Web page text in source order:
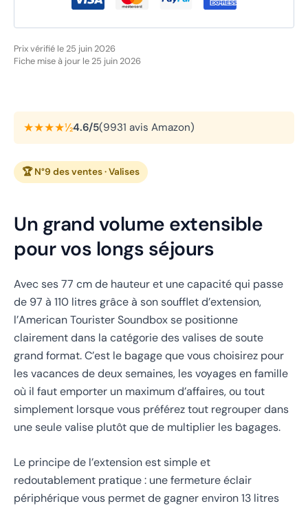
Prix vérifié le 25 juin 2026
Fiche mise à jour le 25 juin 2026
★★★★½4.6/5(9931 avis Amazon)
🏆 N°9 des ventes · Valises
Un grand volume extensible
pour vos longs séjours
Avec ses 77 cm de hauteur et une capacité qui passe
de 97 à 110 litres grâce à son soufflet d’extension,
l’American Tourister Soundbox se positionne
clairement dans la catégorie des valises de soute
grand format. C’est le bagage que vous choisirez pour
les vacances de deux semaines, les voyages en famille
où il faut emporter un maximum d’affaires, ou tout
simplement lorsque vous préférez tout regrouper dans
une seule valise plutôt que de multiplier les bagages.
Le principe de l’extension est simple et
redoutablement pratique : une fermeture éclair
périphérique vous permet de gagner environ 13 litres